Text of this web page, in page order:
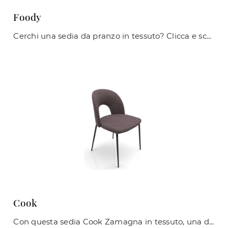
Foody
Cerchi una sedia da pranzo in tessuto? Clicca e scopri il modello Foody di Zamagna per ultimare i tuoi locali ottimamente.
Cook
Con questa sedia Cook Zamagna in tessuto, una delle nostre sedute fisse moderne, potrai valorizzare i tuoi interni.